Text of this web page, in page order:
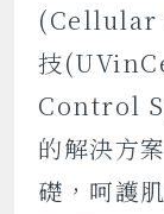
(Cellular
技
Control
的解決方
礎，呵護